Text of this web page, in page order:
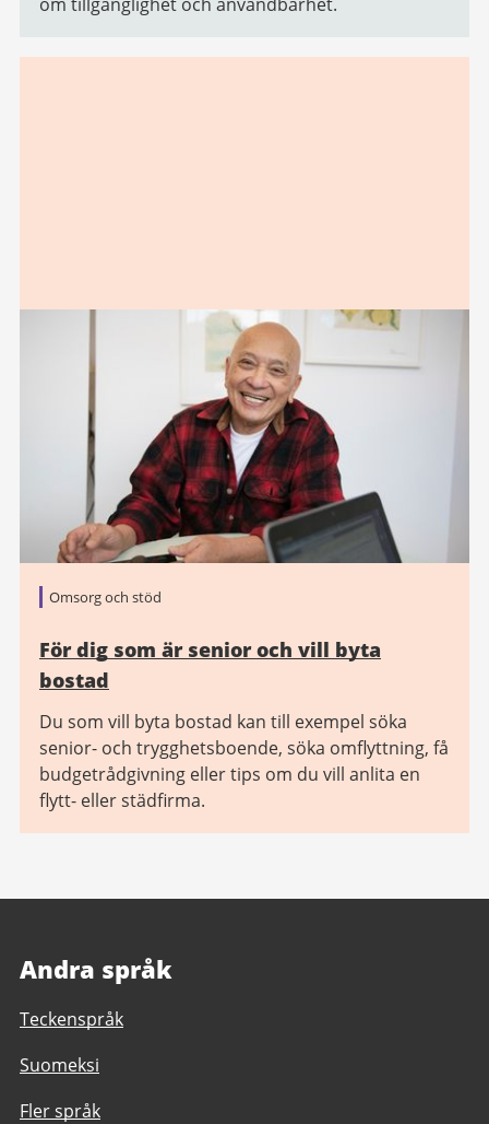
Omsorg och stöd
För dig som är senior och vill byta
bostad
Du som vill byta bostad kan till exempel söka
senior- och trygghetsboende, söka omflyttning, få
budgetrådgivning eller tips om du vill anlita en
flytt- eller städfirma.
Andra språk
Teckenspråk
Suomeksi
Fler språk